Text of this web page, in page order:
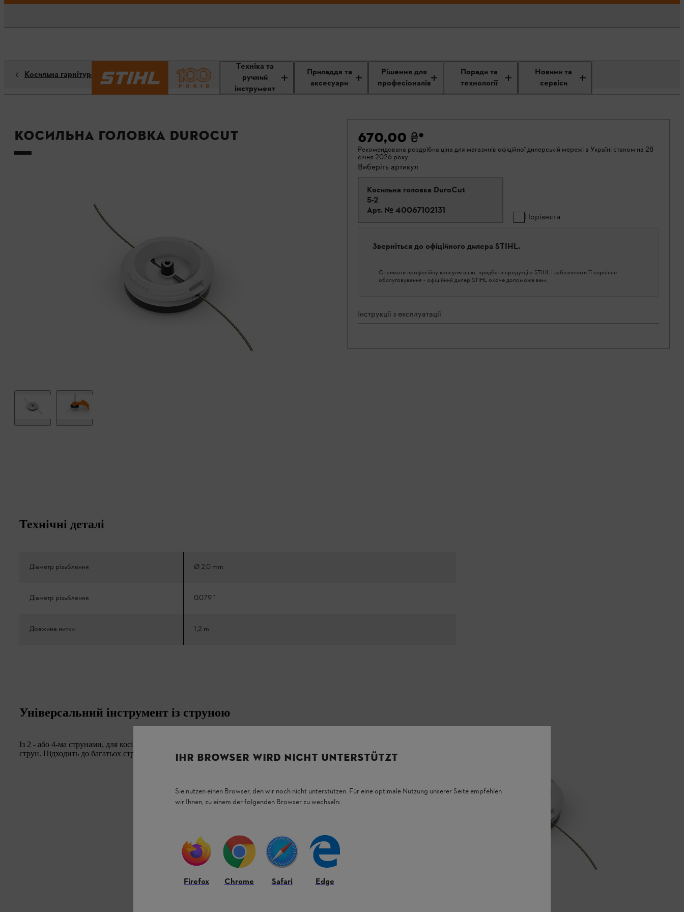
Техніка та
ручний
інструмент
Приладдя та
аксесуари
Рішення для
професіоналів
Поради та
технології
Новини та
сервіси
Косильна гарнітура
Косильна головка DuroCut 670,00 ₴*
Рекомендована роздрібна ціна для магазинів офіційної дилерській мережі в Україні станом на 28
січня 2026 року.
Виберіть артикул
Косильна головка DuroCut
5-2
Арт. № 40067102131
Порівняти
Зверніться до офіційного дилера STIHL.
Отримати професійну консультацію, придбати продукцію STIHL і забезпечити її сервісне
обслуговування - офіційний дилер STIHL охоче допоможе вам.
Інструкції з експлуатації
Технічні деталі
Діаметр різьблення Ø 2,0 mm
Діаметр різьблення 0.079 "
Довжина нитки 1,2 m
Універсальний інструмент із струною
Із 2 - або 4-ма струнами, для косіння та розчищення території від жорсткої трави. Проста заміна до 4
струн. Підходить до багатьох струн різної товщини та форм.IHR BROWSER WIRD NICHT UNTERSTÜTZT
Sie nutzen einen Browser, den wir noch nicht unterstützen. Für eine optimale Nutzung unserer Seite empfehlen
wir Ihnen, zu einem der folgenden Browser zu wechseln:
Firefox Chrome Safari Edge